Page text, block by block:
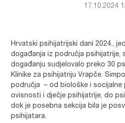
17.10.2024
Hrvatski psihijatrijski dani 2024.,
događanja iz područja psihijatrije,
događanju sudjelovalo preko 30
Klinike za psihijatriju Vrapče.
područja – od biološke i socijalne
ovisnosti i dječje psihijatrije, do
dok je posebna sekcija bila je
psihijatara.